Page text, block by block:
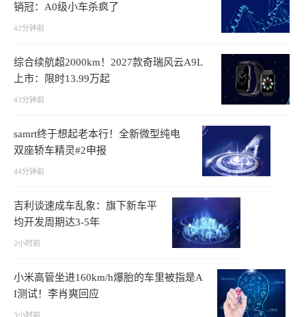
销冠：A0级小车杀疯了
42分钟前
综合续航超2000km！2027款奇瑞风云A9L
上市：限时13.99万起
43分钟前
samrt终于想起老本行！全新微型纯电
双座轿车精灵#2申报
44分钟前
吉利谈速成车乱象：旗下新车平
均开发周期达3-5年
2小时前
小米高管坐进160km/h爆胎的车里被指是A
I测试！李肖爽回应
3小时前